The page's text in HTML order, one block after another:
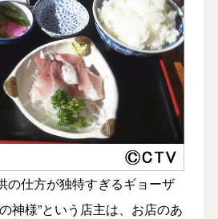
の仕方が独特すぎるギョーザ
神様”という店主は、お店のあ